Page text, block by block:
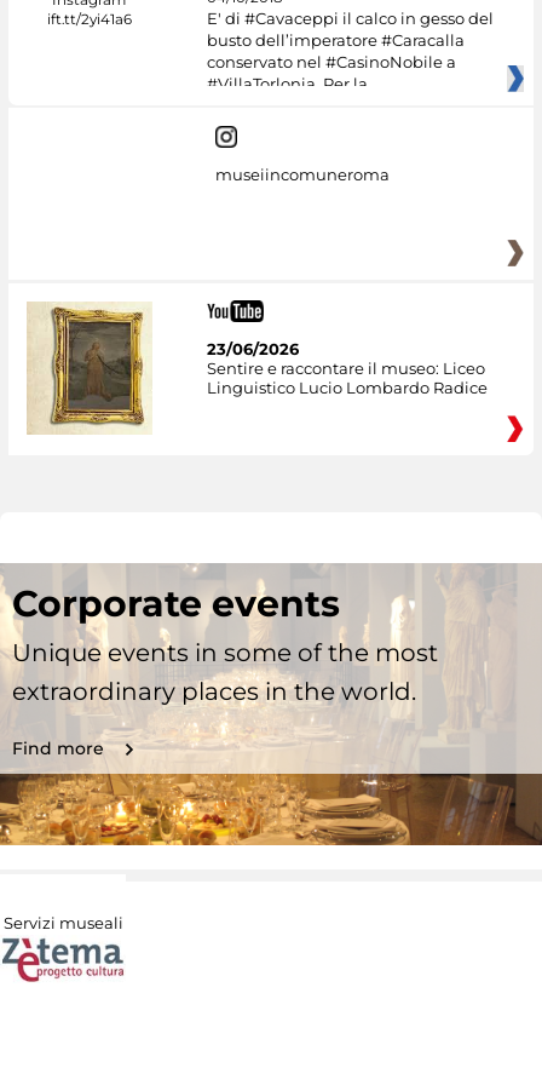
E' di #Cavaceppi il calco in gesso del
busto dell’imperatore #Caracalla
conservato nel #CasinoNobile a
#VillaTorlonia. Per la
museiincomuneroma
23/06/2026
Sentire e raccontare il museo: Liceo
Linguistico Lucio Lombardo Radice
Corporate events
Unique events in some of the most
extraordinary places in the world.
Find more
Servizi museali